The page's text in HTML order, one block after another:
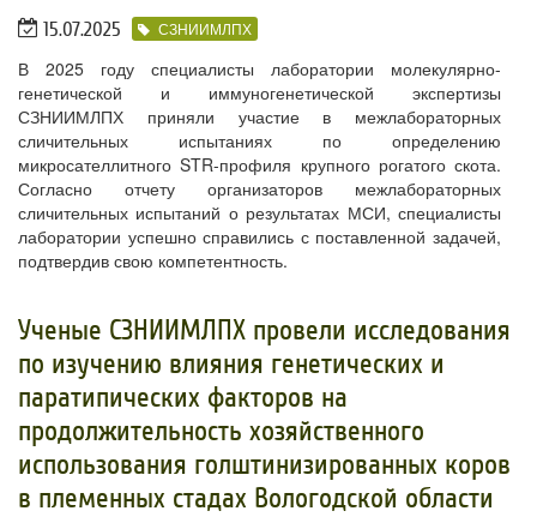
15.07.2025 СЗНИИМЛПХ
В 2025 году специалисты лаборатории молекулярно-
генетической и иммуногенетической экспертизы
СЗНИИМЛПХ приняли участие в межлабораторных
сличительных испытаниях по определению
микросателлитного STR-профиля крупного рогатого скота.
Согласно отчету организаторов межлабораторных
сличительных испытаний о результатах МСИ, специалисты
лаборатории успешно справились с поставленной задачей,
подтвердив свою компетентность.
Ученые СЗНИИМЛПХ провели исследования
по изучению влияния генетических и
паратипических факторов на
продолжительность хозяйственного
использования голштинизированных коров
в племенных стадах Вологодской области